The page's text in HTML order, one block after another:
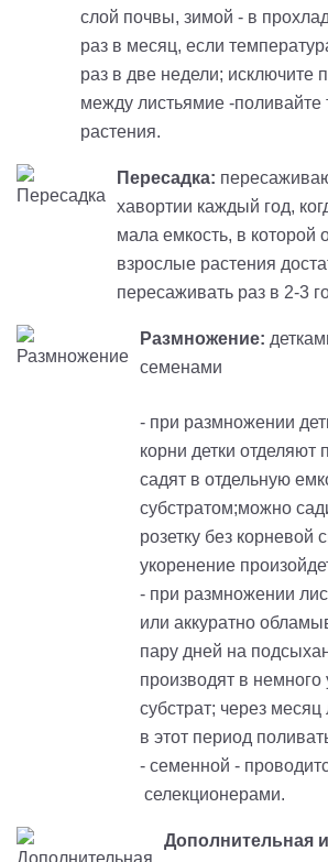
слой почвы, зимой - в
раз в месяц, если
раз в две недели; исключите
между листьямие -поливайте
растения.
Пересадка:
хавортии каждый год,
мала емкость, в которой
взрослые растения
пересаживать раз в 2-3
Размножение:
семенами
- при размножении
корни детки отделяют
садят в отдельную
субстратом;можно
розетку без корневой
укоренение
- при размножении
или аккуратно
пару дней на
производят в
субстрат; через месяц
в этот период
- семенной -
селекционерами.
Дополнительная